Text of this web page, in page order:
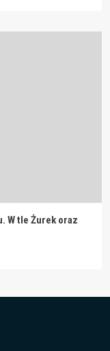
W tle Żurek oraz